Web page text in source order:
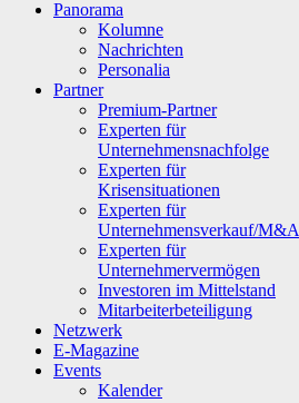
Panorama
Kolumne
Nachrichten
Personalia
Partner
Premium-Partner
Experten für
Unternehmensnachfolge
Experten für
Krisensituationen
Experten für
Unternehmensverkauf/M&A
Experten für
Unternehmervermögen
Investoren im Mittelstand
Mitarbeiterbeteiligung
Netzwerk
E-Magazine
Events
Kalender